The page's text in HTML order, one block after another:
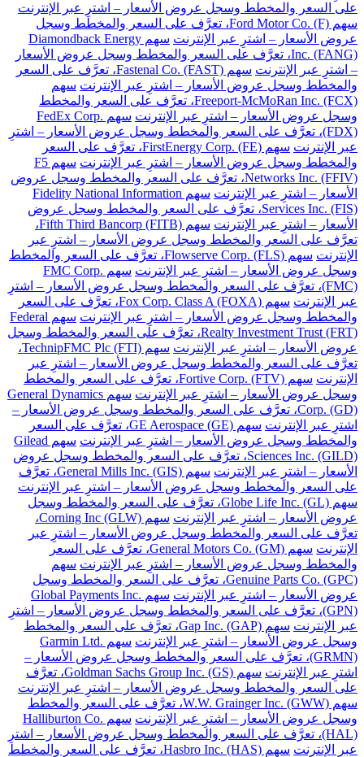
على السعر والمخطط وسجل عروض الأسعار – اشترِ عبر الإنترنت
سهم Ford Motor Co. (F)، تعرَّف على السعر والمخطط وسجل
عروض الأسعار – اشترِ عبر الإنترنت
سهم Diamondback Energy
Inc. (FANG)، تعرَّف على السعر والمخطط وسجل عروض الأسعار
– اشترِ عبر الإنترنت
سهم Fastenal Co. (FAST)، تعرَّف على السعر
والمخطط وسجل عروض الأسعار – اشترِ عبر الإنترنت سهم
Freeport-McMoRan Inc. (FCX)، تعرَّف على السعر والمخطط
وسجل عروض الأسعار – اشترِ عبر الإنترنت
سهم FedEx Corp.
(FDX)، تعرَّف على السعر والمخطط وسجل عروض الأسعار – اشترِ
عبر الإنترنت
سهم FirstEnergy Corp. (FE)، تعرَّف على السعر
والمخطط وسجل عروض الأسعار – اشترِ عبر الإنترنت
سهم F5
Networks Inc. (FFIV)، تعرَّف على السعر والمخطط وسجل عروض
الأسعار – اشترِ عبر الإنترنت
سهم Fidelity National Information
Services Inc. (FIS)، تعرَّف على السعر والمخطط وسجل عروض
الأسعار – اشترِ عبر الإنترنت
سهم Fifth Third Bancorp (FITB)،
تعرَّف على السعر والمخطط وسجل عروض الأسعار – اشترِ عبر
الإنترنت
سهم Flowserve Corp. (FLS)، تعرَّف على السعر والمخطط
وسجل عروض الأسعار – اشترِ عبر الإنترنت
سهم FMC Corp.
(FMC)، تعرَّف على السعر والمخطط وسجل عروض الأسعار – اشترِ
عبر الإنترنت
سهم Fox Corp. Class A (FOXA)، تعرَّف على السعر
والمخطط وسجل عروض الأسعار – اشترِ عبر الإنترنت
سهم Federal
Realty Investment Trust (FRT)، تعرَّف على السعر والمخطط وسجل
عروض الأسعار – اشترِ عبر الإنترنت
سهم TechnipFMC Plc (FTI)،
تعرَّف على السعر والمخطط وسجل عروض الأسعار – اشترِ عبر
الإنترنت
سهم Fortive Corp. (FTV)، تعرَّف على السعر والمخطط
وسجل عروض الأسعار – اشترِ عبر الإنترنت
سهم General Dynamics
Corp. (GD)، تعرَّف على السعر والمخطط وسجل عروض الأسعار –
اشترِ عبر الإنترنت
سهم GE Aerospace (GE)، تعرَّف على السعر
والمخطط وسجل عروض الأسعار – اشترِ عبر الإنترنت
سهم Gilead
Sciences Inc. (GILD)، تعرَّف على السعر والمخطط وسجل عروض
الأسعار – اشترِ عبر الإنترنت
سهم General Mills Inc. (GIS)، تعرَّف
على السعر والمخطط وسجل عروض الأسعار – اشترِ عبر الإنترنت
سهم Globe Life Inc. (GL)، تعرَّف على السعر والمخطط وسجل
عروض الأسعار – اشترِ عبر الإنترنت
سهم Corning Inc (GLW)،
تعرَّف على السعر والمخطط وسجل عروض الأسعار – اشترِ عبر
الإنترنت
سهم General Motors Co. (GM)، تعرَّف على السعر
والمخطط وسجل عروض الأسعار – اشترِ عبر الإنترنت سهم
Genuine Parts Co. (GPC)، تعرَّف على السعر والمخطط وسجل
عروض الأسعار – اشترِ عبر الإنترنت
سهم Global Payments Inc.
(GPN)، تعرَّف على السعر والمخطط وسجل عروض الأسعار – اشترِ
عبر الإنترنت
سهم Gap Inc. (GAP)، تعرَّف على السعر والمخطط
وسجل عروض الأسعار – اشترِ عبر الإنترنت
سهم Garmin Ltd.
(GRMN)، تعرَّف على السعر والمخطط وسجل عروض الأسعار –
اشترِ عبر الإنترنت
سهم Goldman Sachs Group Inc. (GS)، تعرَّف
على السعر والمخطط وسجل عروض الأسعار – اشترِ عبر الإنترنت
سهم W.W. Grainger Inc. (GWW)، تعرَّف على السعر والمخطط
وسجل عروض الأسعار – اشترِ عبر الإنترنت
سهم Halliburton Co.
(HAL)، تعرَّف على السعر والمخطط وسجل عروض الأسعار – اشترِ
عبر الإنترنت
سهم Hasbro Inc. (HAS)، تعرَّف على السعر والمخطط